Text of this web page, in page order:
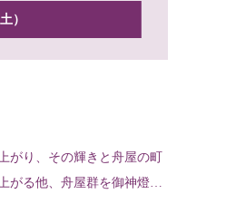
）
がり、その輝きと舟屋の町
がる他、舟屋群を御神燈